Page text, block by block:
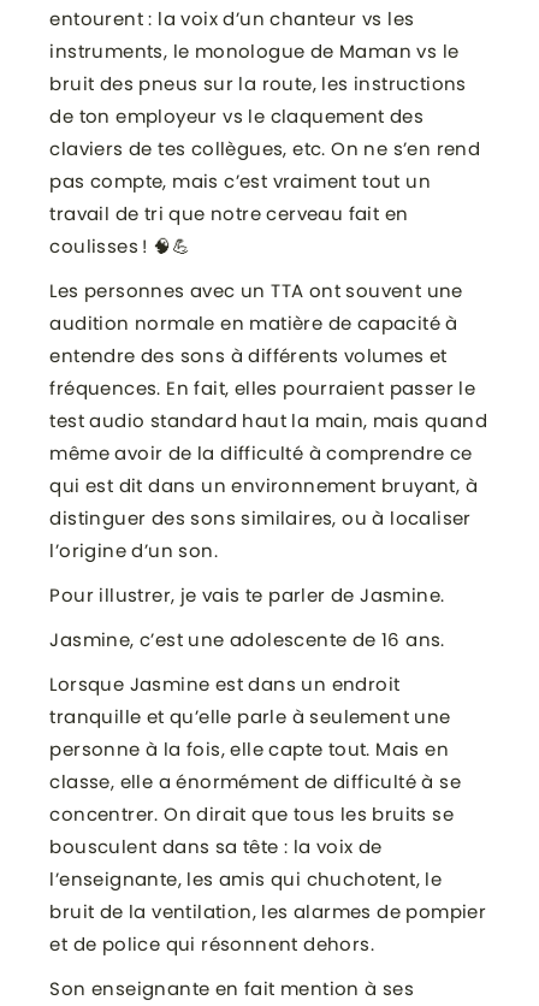
entourent : la voix d’un chanteur vs les
instruments, le monologue de Maman vs le
bruit des pneus sur la route, les instructions
de ton employeur vs le claquement des
claviers de tes collègues, etc. On ne s’en rend
pas compte, mais c’est vraiment tout un
travail de tri que notre cerveau fait en
coulisses ! 🧠💪
Les personnes avec un TTA ont souvent une
audition normale en matière de capacité à
entendre des sons à différents volumes et
fréquences. En fait, elles pourraient passer le
test audio standard haut la main, mais quand
même avoir de la difficulté à comprendre ce
qui est dit dans un environnement bruyant, à
distinguer des sons similaires, ou à localiser
l’origine d’un son.
Pour illustrer, je vais te parler de Jasmine.
Jasmine, c’est une adolescente de 16 ans.
Lorsque Jasmine est dans un endroit
tranquille et qu’elle parle à seulement une
personne à la fois, elle capte tout. Mais en
classe, elle a énormément de difficulté à se
concentrer. On dirait que tous les bruits se
bousculent dans sa tête : la voix de
l’enseignante, les amis qui chuchotent, le
bruit de la ventilation, les alarmes de pompier
et de police qui résonnent dehors.
Son enseignante en fait mention à ses